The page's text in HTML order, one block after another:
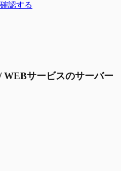
認する
WEBサービスのサーバー